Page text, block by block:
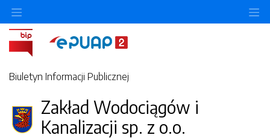
Biuletyn Informacji Publicznej
Zakład Wodociągów i
Kanalizacji sp. z o.o.